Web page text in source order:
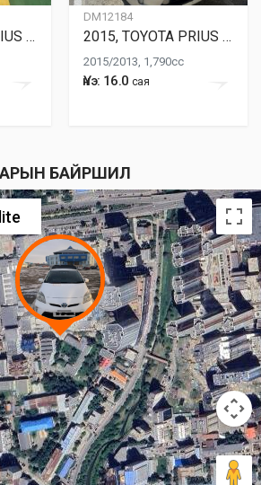
2013, TOYOTA PRIUS 30
DM12184
2015, TOYOTA PRIUS 30
2015/2013, 1,790cc
Үнэ: 16.0 сая
БАЙРШИЛ